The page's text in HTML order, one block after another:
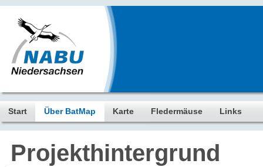
Start Über BatMap Karte Fledermäuse Links
Projekthintergrund